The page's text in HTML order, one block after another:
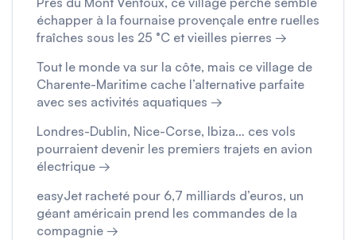
échapper à la fournaise provençale entre ruelles
fraîches sous les 25 °C et vieilles pierres →
Tout le monde va sur la côte, mais ce village de
Charente-Maritime cache l’alternative parfaite
avec ses activités aquatiques →
Londres-Dublin, Nice-Corse, Ibiza… ces vols
pourraient devenir les premiers trajets en avion
électrique →
easyJet racheté pour 6,7 milliards d’euros, un
géant américain prend les commandes de la
compagnie →